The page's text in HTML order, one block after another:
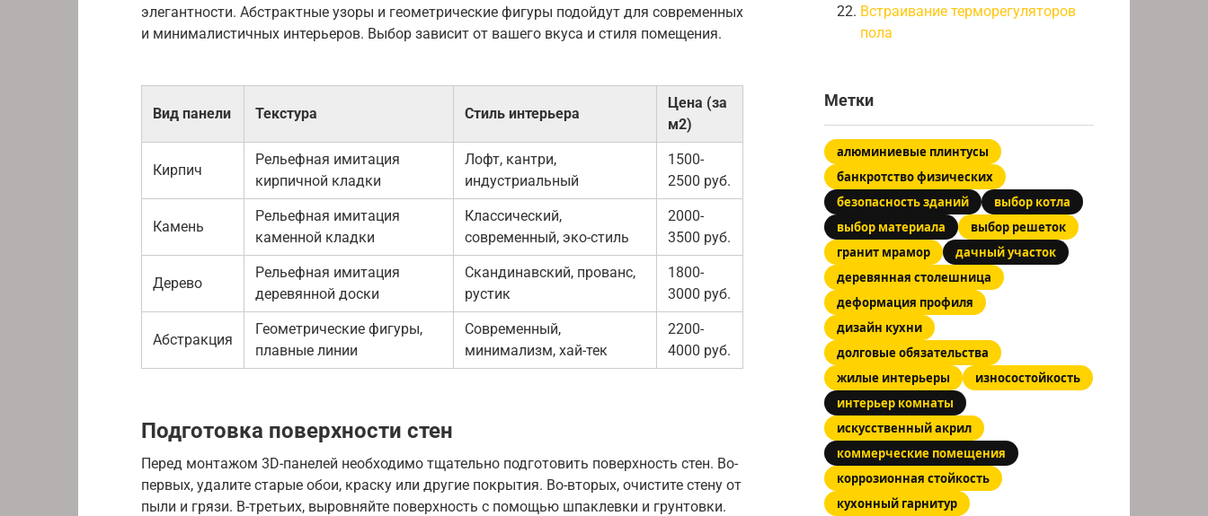
элегантности. Абстрактные узоры и геометрические фигуры подойдут для современных
и минималистичных интерьеров. Выбор зависит от вашего вкуса и стиля помещения.
Вид панели Текстура Стиль интерьера
Цена (за
м2)
Кирпич
Рельефная имитация
кирпичной кладки
Лофт, кантри,
индустриальный
1500-
2500 руб.
Камень
Рельефная имитация
каменной кладки
Классический,
современный, эко-стиль
2000-
3500 руб.
Дерево
Рельефная имитация
деревянной доски
Скандинавский, прованс,
рустик
1800-
3000 руб.
Абстракция
Геометрические фигуры,
плавные линии
Современный,
минимализм, хай-тек
2200-
4000 руб.
Подготовка поверхности стен
Перед монтажом 3D-панелей необходимо тщательно подготовить поверхность стен. Во-
первых, удалите старые обои, краску или другие покрытия. Во-вторых, очистите стену от
пыли и грязи. В-третьих, выровняйте поверхность с помощью шпаклевки и грунтовки.
Встраивание терморегуляторов
пола
Метки
алюминиевые плинтусы
банкротство физических
безопасность зданий
выбор котла
выбор материала
выбор решеток
гранит мрамор
дачный участок
деревянная столешница
деформация профиля
дизайн кухни
долговые обязательства
жилые интерьеры
износостойкость
интерьер комнаты
искусственный акрил
коммерческие помещения
коррозионная стойкость
кухонный гарнитур